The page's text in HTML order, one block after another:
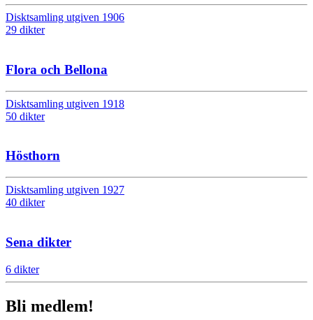
Disktsamling utgiven 1906
29 dikter
Flora och Bellona
Disktsamling utgiven 1918
50 dikter
Hösthorn
Disktsamling utgiven 1927
40 dikter
Sena dikter
6 dikter
Bli medlem!